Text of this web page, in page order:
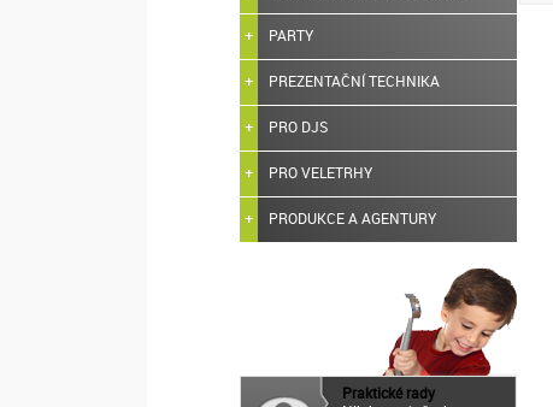
PARTY
PREZENTAČNÍ TECHNIKA
PRO DJS
PRO VELETRHY
PRODUKCE A AGENTURY
Praktické rady